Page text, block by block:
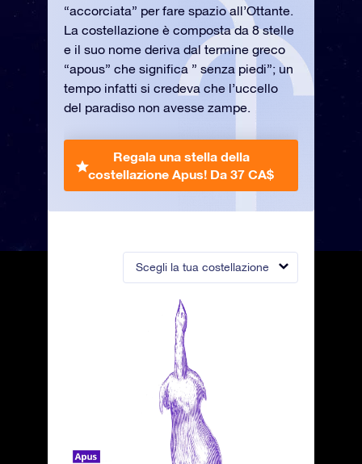
Scegli la tua costellazione
“accorciata” per fare spazio all’Ottante.
La costellazione è composta da 8 stelle
e il suo nome deriva dal termine greco
“apous” che significa ” senza piedi”; un
tempo infatti si credeva che l’uccello
del paradiso non avesse zampe.
Regala una stella della
costellazione Apus! Da 37 CA$